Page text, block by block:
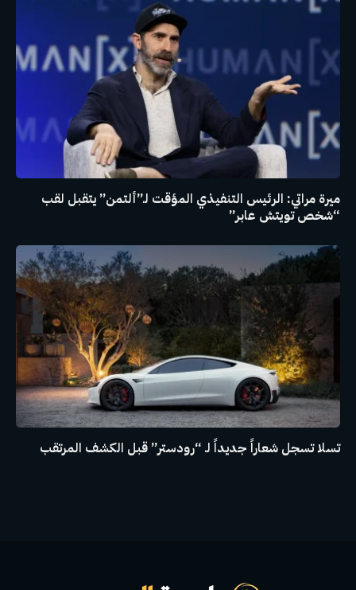
ميرة مراتي: الرئيس التنفيذي المؤقت لـ”ألتمن” يتقبل لقب
“شخص تويتش عابر”
تسلا تسجل شعاراً جديداً لـ “رودستر” قبل الكشف المرتقب